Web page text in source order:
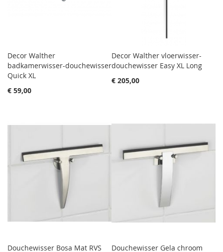
Decor Walther
badkamerwisser-douchewisser
Quick XL
€ 59,00
Decor Walther vloerwisser-
douchewisser Easy XL Long
€ 205,00
Douchewisser Bosa Mat RVS
Douchewisser Gela chroom